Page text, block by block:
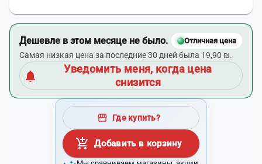
Дешевле в этом месяце не было. Отличная цена
Самая низкая цена за последние 30 дней была 19,90 ₪.
notifications
Уведомить меня, когда цена
снизится
storefront Где купить?
add_shopping_cart Добавить в корзину